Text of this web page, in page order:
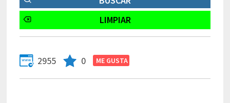
2955 0